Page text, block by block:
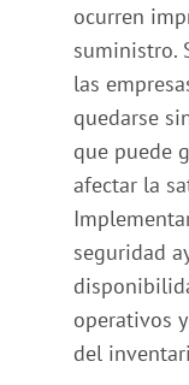
ocurren
suministro.
las
quedarse
que puede
afectar la
seguridad
operativos
del